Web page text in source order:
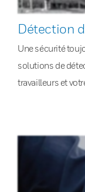
Détection
Une sécurité
solutions de
travailleurs et